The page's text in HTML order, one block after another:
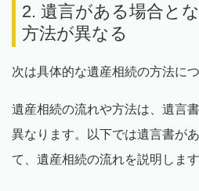
2. 遺言がある場合と
方法が異なる
次は具体的な遺産相続の方法につ
遺産相続の流れや方法は、遺言
異なります。以下では遺言書が
て、遺産相続の流れを説明します